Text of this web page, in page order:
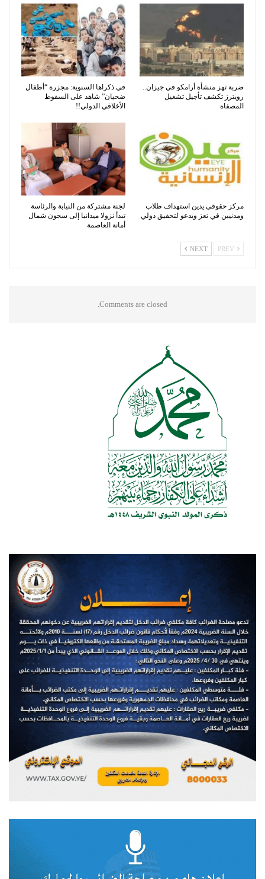
ضربة تهز منشأة أرامكو في جيزان..
رويترز تكشف تأجيل تشغيل
المصفاة
في ذكراها السنوية: مجزرة “أطفال
ضحيان” شاهد على السقوط
الأخلاقي الدولي!!
مركز حقوقي يدين استهداف طلاب
ومدنيين في تعز ويدعو لتحقيق دولي
لجنة مشتركة من النيابة والرئاسة
تبدأ نزولا ميدانيا إلى سجون شمال
أمانة العاصمة
NEXT
Comments are closed.